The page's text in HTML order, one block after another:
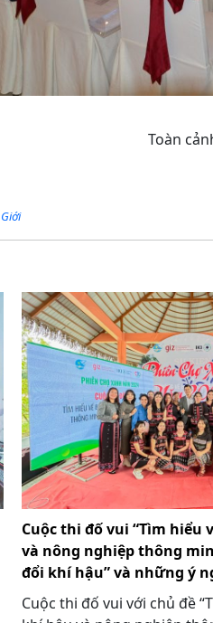
Toàn
Giới
Cuộc thi đố vui “Tìm hiểu
và nông nghiệp thông
đổi khí hậu” và những ý
Cuộc thi đố vui với chủ đề